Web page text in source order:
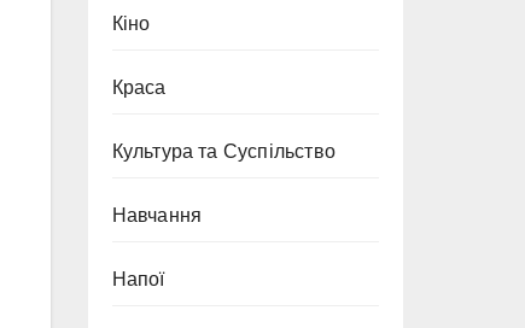
Кіно
Краса
Культура та Суспільство
Навчання
Напої